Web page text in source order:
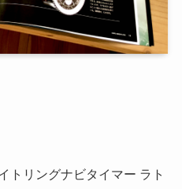
トリングナビタイマー ラト